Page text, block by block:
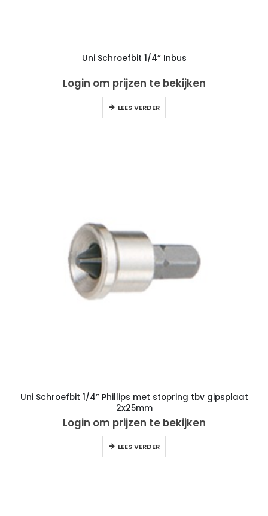
Uni Schroefbit 1/4” Inbus
Login om prijzen te bekijken
LEES VERDER
Uni Schroefbit 1/4” Phillips met stopring tbv gipsplaat
2x25mm
Login om prijzen te bekijken
LEES VERDER